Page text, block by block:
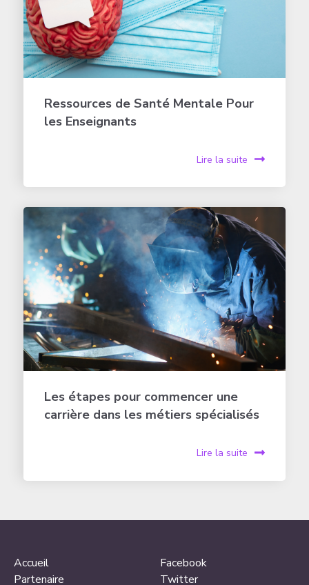
Ressources de Santé Mentale Pour
les Enseignants
Lire la suite
Les étapes pour commencer une
carrière dans les métiers spécialisés
Lire la suite
Accueil
Partenaire
Facebook
Twitter